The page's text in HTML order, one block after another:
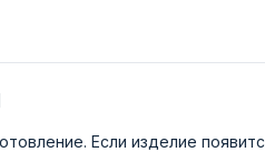
Если изделие